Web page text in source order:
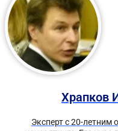
Храпков
Эксперт с 20-летним